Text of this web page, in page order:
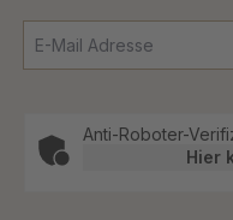
Anti-Roboter-
Hier